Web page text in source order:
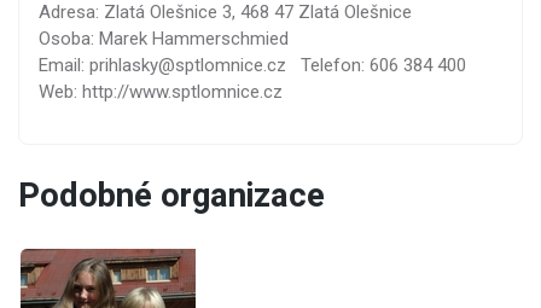
Adresa: Zlatá Olešnice 3, 468 47 Zlatá Olešnice
Osoba: Marek Hammerschmied
Email: prihlasky@sptlomnice.cz
Telefon: 606 384 400
Web: http://www.sptlomnice.cz
Podobné organizace